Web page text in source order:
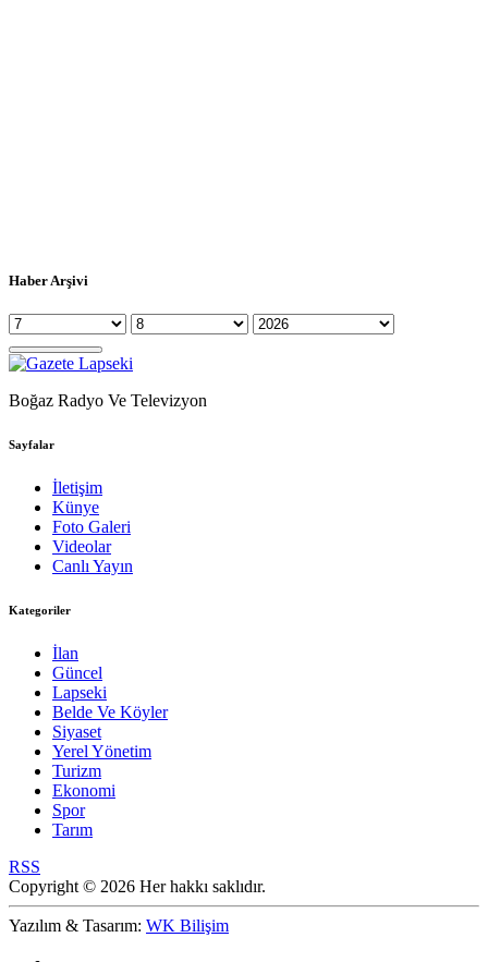
Haber Arşivi
Boğaz Radyo Ve Televizyon
Sayfalar
İletişim
Künye
Foto Galeri
Videolar
Canlı Yayın
Kategoriler
İlan
Güncel
Lapseki
Belde Ve Köyler
Siyaset
Yerel Yönetim
Turizm
Ekonomi
Spor
Tarım
RSS
Copyright © 2026 Her hakkı saklıdır.
Yazılım & Tasarım: WK Bilişim